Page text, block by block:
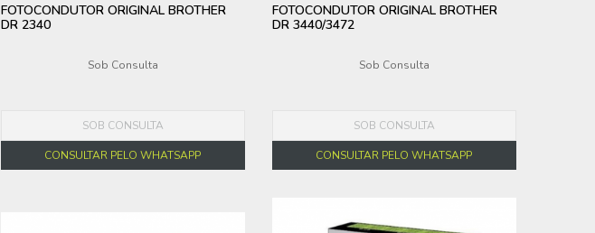
FOTOCONDUTOR ORIGINAL BROTHER
DR 2340
Sob Consulta
SOB CONSULTA
CONSULTAR PELO WHATSAPP
FOTOCONDUTOR ORIGINAL BROTHER
DR 3440/3472
Sob Consulta
SOB CONSULTA
CONSULTAR PELO WHATSAPP